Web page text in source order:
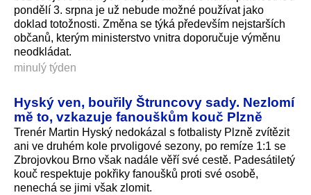
pondělí 3. srpna je už nebude možné používat jako
doklad totožnosti. Změna se týká především nejstarších
občanů, kterým ministerstvo vnitra doporučuje výměnu
neodkládat.
minulý týden
Hyský ven, bouřily Štruncovy sady. Nezlomí
mě to, vzkazuje fanouškům kouč Plzně
Trenér Martin Hyský nedokázal s fotbalisty Plzně zvítězit
ani ve druhém kole prvoligové sezony, po remíze 1:1 se
Zbrojovkou Brno však nadále věří své cestě. Padesátiletý
kouč respektuje pokřiky fanoušků proti své osobě,
nenechá se jimi však zlomit.